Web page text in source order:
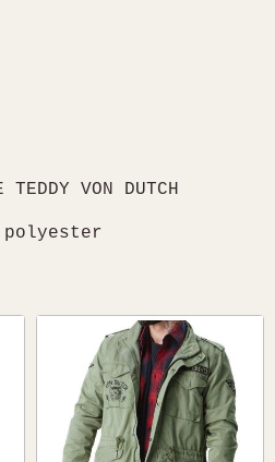
VON DUTCH
polyester